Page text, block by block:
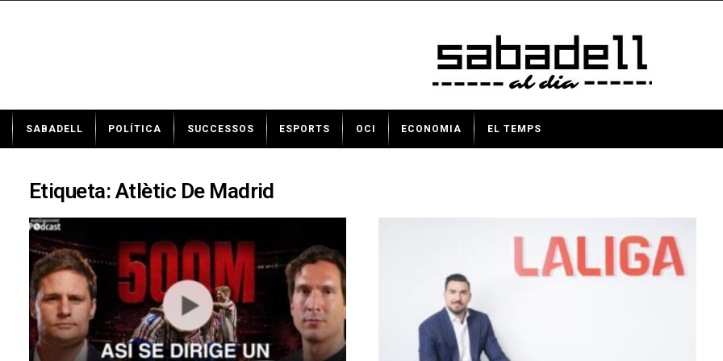
t
SABADELL POLÍTICA SUCCESSOS ESPORTS OCI ECONOMIA EL TEMPS
Etiqueta: Atlètic De Madrid